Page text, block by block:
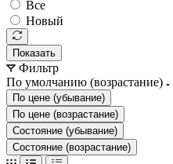
Все
Новый
Показать
Фильтр
По умолчанию (возрастание)
По цене (убывание)
По цене (возрастание)
Состояние (убывание)
Состояние (возрастание)